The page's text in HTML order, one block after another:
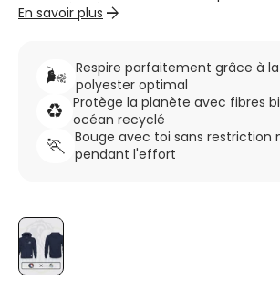
inégalée
Composition : 85% coton
habituelle
En savoir plus arrow_forward
🌬️ Respire parfaitement grâce à
polyester optimal
♻️ Protège la planète avec fibres
océan recyclé
🏃 Bouge avec toi sans restriction
pendant l'effort